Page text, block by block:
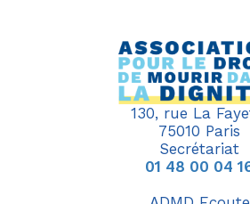
130, rue La
75010 Paris
Secrétariat
01 48 00 04